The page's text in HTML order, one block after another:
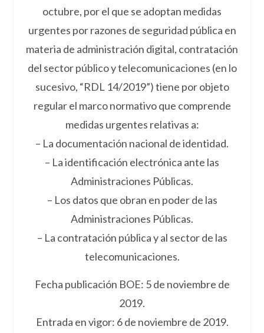
octubre, por el que se adoptan medidas
urgentes por razones de seguridad pública en
materia de administración digital, contratación
del sector público y telecomunicaciones (en lo
sucesivo, “RDL 14/2019”) tiene por objeto
regular el marco normativo que comprende
medidas urgentes relativas a:
– La documentación nacional de identidad.
– La identificación electrónica ante las
Administraciones Públicas.
– Los datos que obran en poder de las
Administraciones Públicas.
– La contratación pública y al sector de las
telecomunicaciones.
Fecha publicación BOE: 5 de noviembre de
2019.
Entrada en vigor: 6 de noviembre de 2019.